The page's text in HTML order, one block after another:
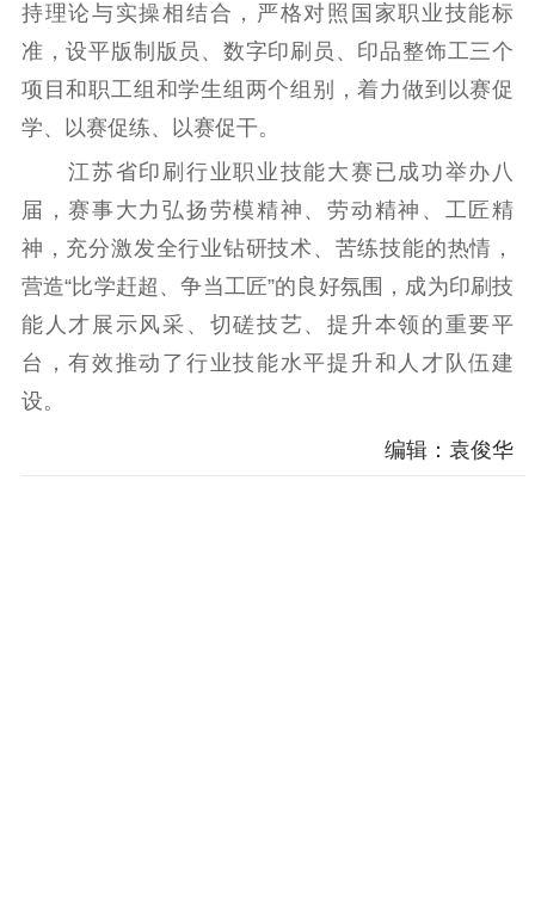
江苏文脉
资料下载
新闻宣传
主题宣传 对外宣传
记者之家
品牌栏目
文化文艺
精品生产 文化惠民
文化传承
文化交流
体制改革
文化产业
紫金文化艺术节
品牌活动 紫艺舞台
持理论与实操相结合，严格对照国家职业技能标
准，设平版制版员、数字印刷员、印品整饰工三个
项目和职工组和学生组两个组别，着力做到以赛促
学、以赛促练、以赛促干。
江苏省印刷行业职业技能大赛已成功举办八
届，赛事大力弘扬劳模精神、劳动精神、工匠精
神，充分激发全行业钻研技术、苦练技能的热情，
营造“比学赶超、争当工匠”的良好氛围，成为印刷技
能人才展示风采、切磋技艺、提升本领的重要平
台，有效推动了行业技能水平提升和人才队伍建
设。
编辑：袁俊华